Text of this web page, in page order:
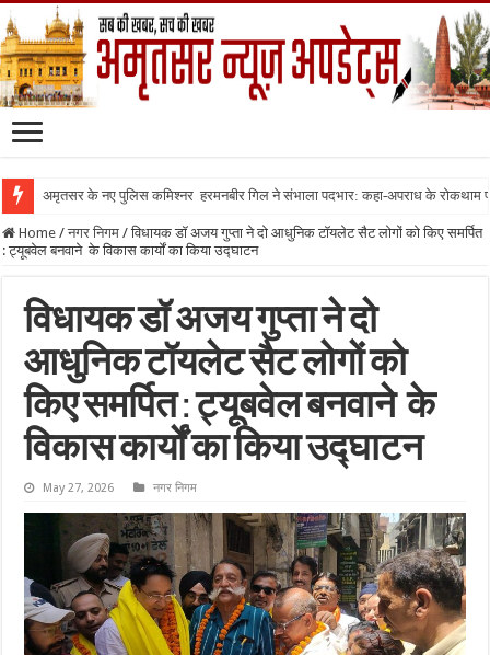
अमृतसर के नए पुलिस कमिश्नर हरमनबीर गिल ने संभाला पदभार: कहा-अपराध के रोकथाम
Home / नगर निगम / विधायक डॉ अजय गुप्ता ने दो आधुनिक टॉयलेट सैट लोगों को किए समर्पित
: ट्यूबवेल बनवाने के विकास कार्यों का किया उद्घाटन
विधायक डॉ अजय गुप्ता ने दो
आधुनिक टॉयलेट सैट लोगों को
किए समर्पित : ट्यूबवेल बनवाने के
विकास कार्यों का किया उद्घाटन
May 27, 2026 नगर निगम